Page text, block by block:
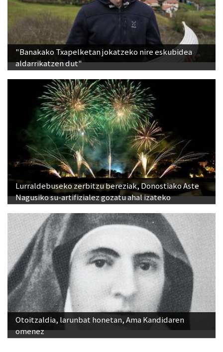
"Banakako Txapelketan jokatzeko nire eskubidea
aldarrikatzen dut"
Lurraldebuseko zerbitzu bereziak, Donostiako Aste
Nagusiko su-artifizialez gozatu ahal izateko
Otoitzaldia, larunbat honetan, Ama Kandidaren
omenez